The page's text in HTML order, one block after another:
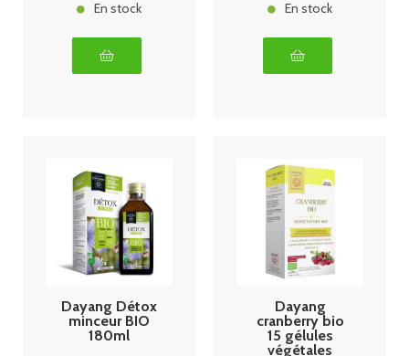
En stock En stock
Dayang Détox
minceur BIO
180ml
Dayang
cranberry bio
15 gélules
végétales